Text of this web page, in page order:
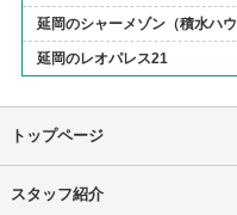
延岡のシャーメゾン（積水ハウ
延岡のレオパレス21
トップページ
スタッフ紹介